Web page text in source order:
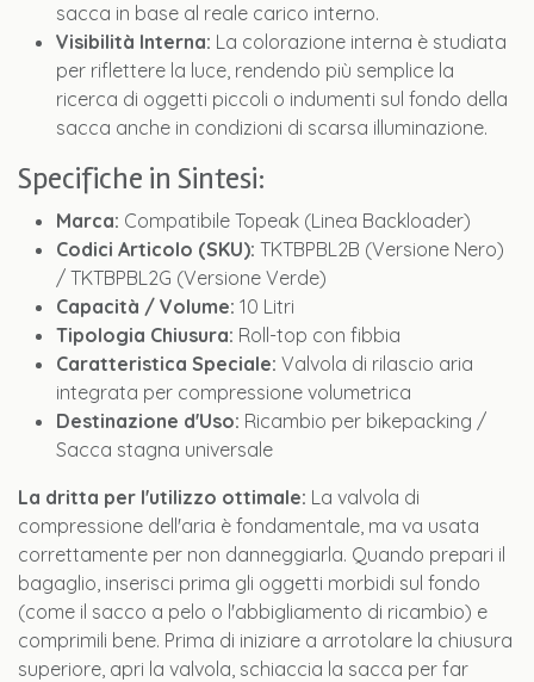
sacca in base al reale carico interno.
Visibilità Interna: La colorazione interna è studiata
per riflettere la luce, rendendo più semplice la
ricerca di oggetti piccoli o indumenti sul fondo della
sacca anche in condizioni di scarsa illuminazione.
Specifiche in Sintesi:
Marca: Compatibile Topeak (Linea Backloader)
Codici Articolo (SKU): TKTBPBL2B (Versione Nero)
/ TKTBPBL2G (Versione Verde)
Capacità / Volume: 10 Litri
Tipologia Chiusura: Roll-top con fibbia
Caratteristica Speciale: Valvola di rilascio aria
integrata per compressione volumetrica
Destinazione d'Uso: Ricambio per bikepacking /
Sacca stagna universale
La dritta per l'utilizzo ottimale: La valvola di
compressione dell'aria è fondamentale, ma va usata
correttamente per non danneggiarla. Quando prepari il
bagaglio, inserisci prima gli oggetti morbidi sul fondo
(come il sacco a pelo o l'abbigliamento di ricambio) e
comprimili bene. Prima di iniziare a arrotolare la chiusura
superiore, apri la valvola, schiaccia la sacca per far